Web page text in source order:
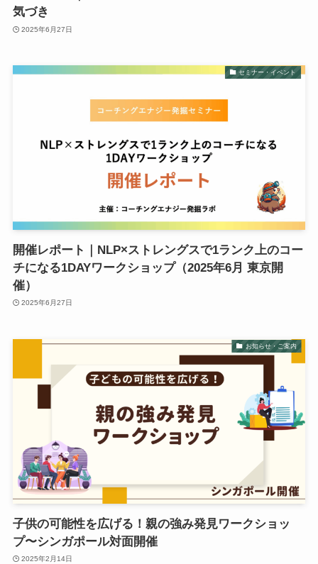
気づき
2025年6月27日
セミナー・イベント
開催レポート｜NLP×ストレングスで1ランク上のコー
チになる1DAYワークショップ（2025年6月 東京開
催）
2025年6月27日
お知らせ・ご案内
子供の可能性を広げる！親の強み発見ワークショッ
プ〜シンガポール対面開催
2025年2月14日